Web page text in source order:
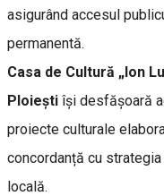
asigurând accesul
permanentă.
Casa de Cultură „Ion
Ploiești își desfășoară
proiecte culturale
concordanță cu
locală.